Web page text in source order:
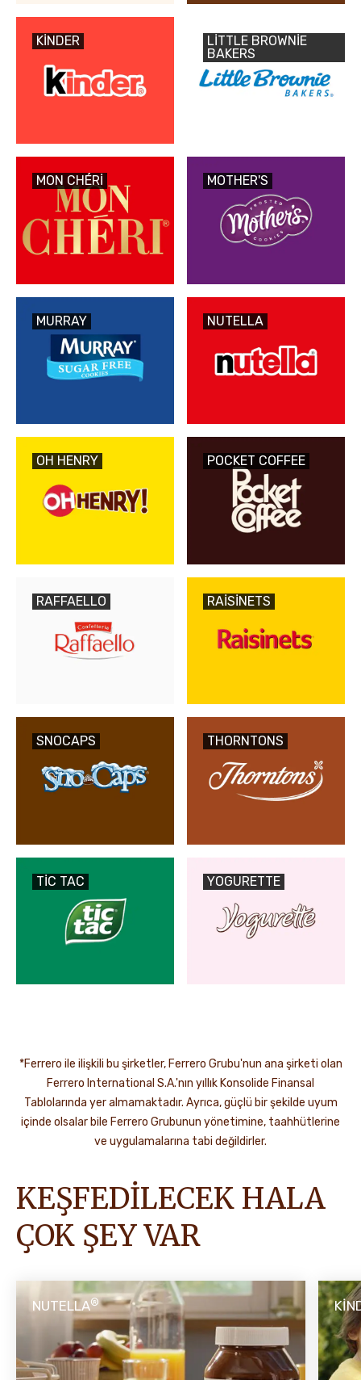
KINDER
LITTLE BROWNIE
BAKERS
MON CHÉRI MOTHER'S
MURRAY NUTELLA
OH HENRY POCKET COFFEE
RAFFAELLO RAISINETS
SNOCAPS THORNTONS
TIC TAC YOGURETTE
*Ferrero ile ilişkili bu şirketler, Ferrero Grubu'nun ana şirketi olan
Ferrero International S.A.'nın yıllık Konsolide Finansal
Tablolarında yer almamaktadır. Ayrıca, güçlü bir şekilde uyum
içinde olsalar bile Ferrero Grubunun yönetimine, taahhütlerine
ve uygulamalarına tabi değildirler.
KEŞFEDİLECEK HALA
ÇOK ŞEY VAR
NUTELLA®